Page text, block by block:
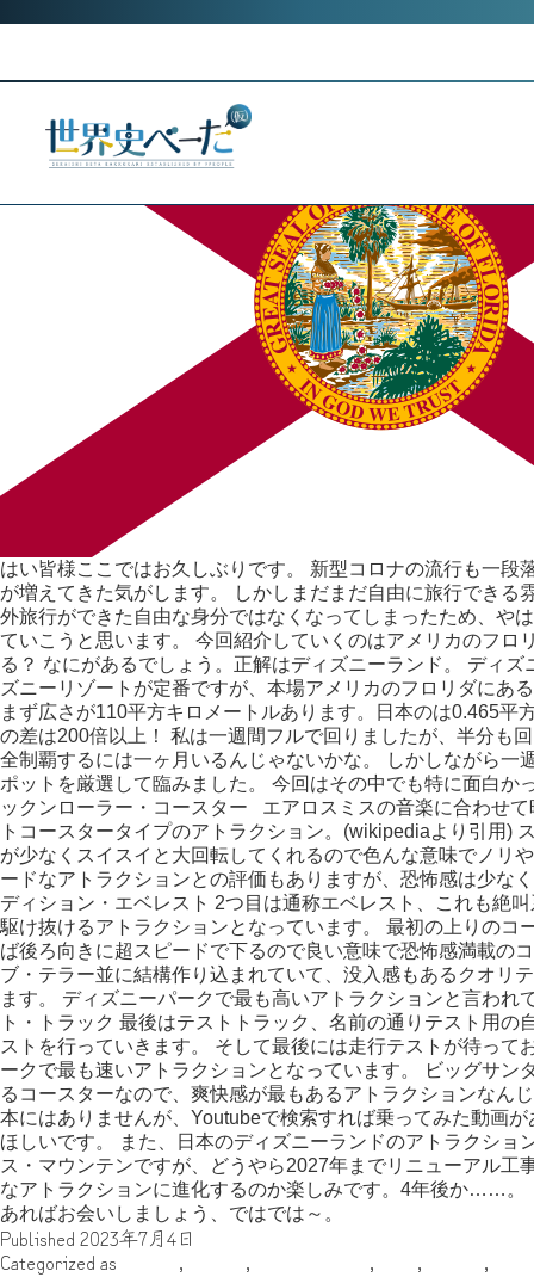
はい皆様ここではお久しぶりです。 新型コロナの流行も一段
が増えてきた気がします。 しかしまだまだ自由に旅行できる
外旅行ができた自由な身分ではなくなってしまったため、や
ていこうと思います。 今回紹介していくのはアメリカのフロ
る？ なにがあるでしょう。正解はディズニーランド。 ディ
ズニーリゾートが定番ですが、本場アメリカのフロリダにあ
まず広さが110平方キロメートルあります。日本のは0.465平
の差は200倍以上！ 私は一週間フルで回りましたが、半分も
全制覇するには一ヶ月いるんじゃないかな。 しかしながら一
ポットを厳選して臨みました。 今回はその中でも特に面白か
ックンローラー・コースター エアロスミスの音楽に合わせ
トコースタータイプのアトラクション。(wikipediaより引用)
が少なくスイスイと大回転してくれるので色んな意味でノリ
ードなアトラクションとの評価もありますが、恐怖感は少な
ディション・エベレスト 2つ目は通称エベレスト、これも絶
駆け抜けるアトラクションとなっています。 最初の上りのコ
ば後ろ向きに超スピードで下るので良い意味で恐怖感満載の
ブ・テラー並に結構作り込まれていて、没入感もあるクオリ
ます。 ディズニーパークで最も高いアトラクションと言われ
ト・トラック 最後はテストトラック、名前の通りテスト用
ストを行っていきます。 そして最後には走行テストが待って
ークで最も速いアトラクションとなっています。 ビッグサン
るコースターなので、爽快感が最もあるアトラクションなん
本にはありませんが、Youtubeで検索すれば乗ってみた動画
ほしいです。 また、日本のディズニーランドのアトラクショ
ス・マウンテンですが、どうやら2027年までリニューアル工
なアトラクションに進化するのか楽しみです。4年後か……
あればお会いしましょう、ではでは～。
Published 2023年7月4日
Categorized as
, , , , ,